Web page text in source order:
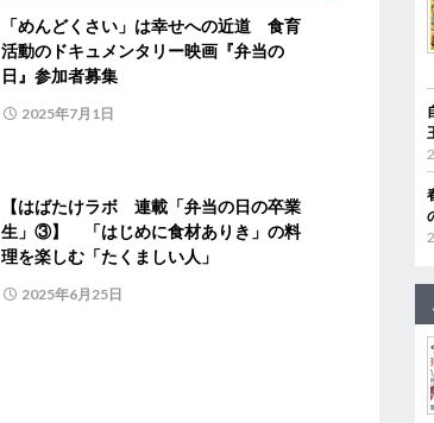
「めんどくさい」は幸せへの近道 食育
活動のドキュメンタリー映画『弁当の
日』参加者募集
2025年7月1日
【はばたけラボ 連載「弁当の日の卒業
生」③】 「はじめに食材ありき」の料
理を楽しむ「たくましい人」
2025年6月25日